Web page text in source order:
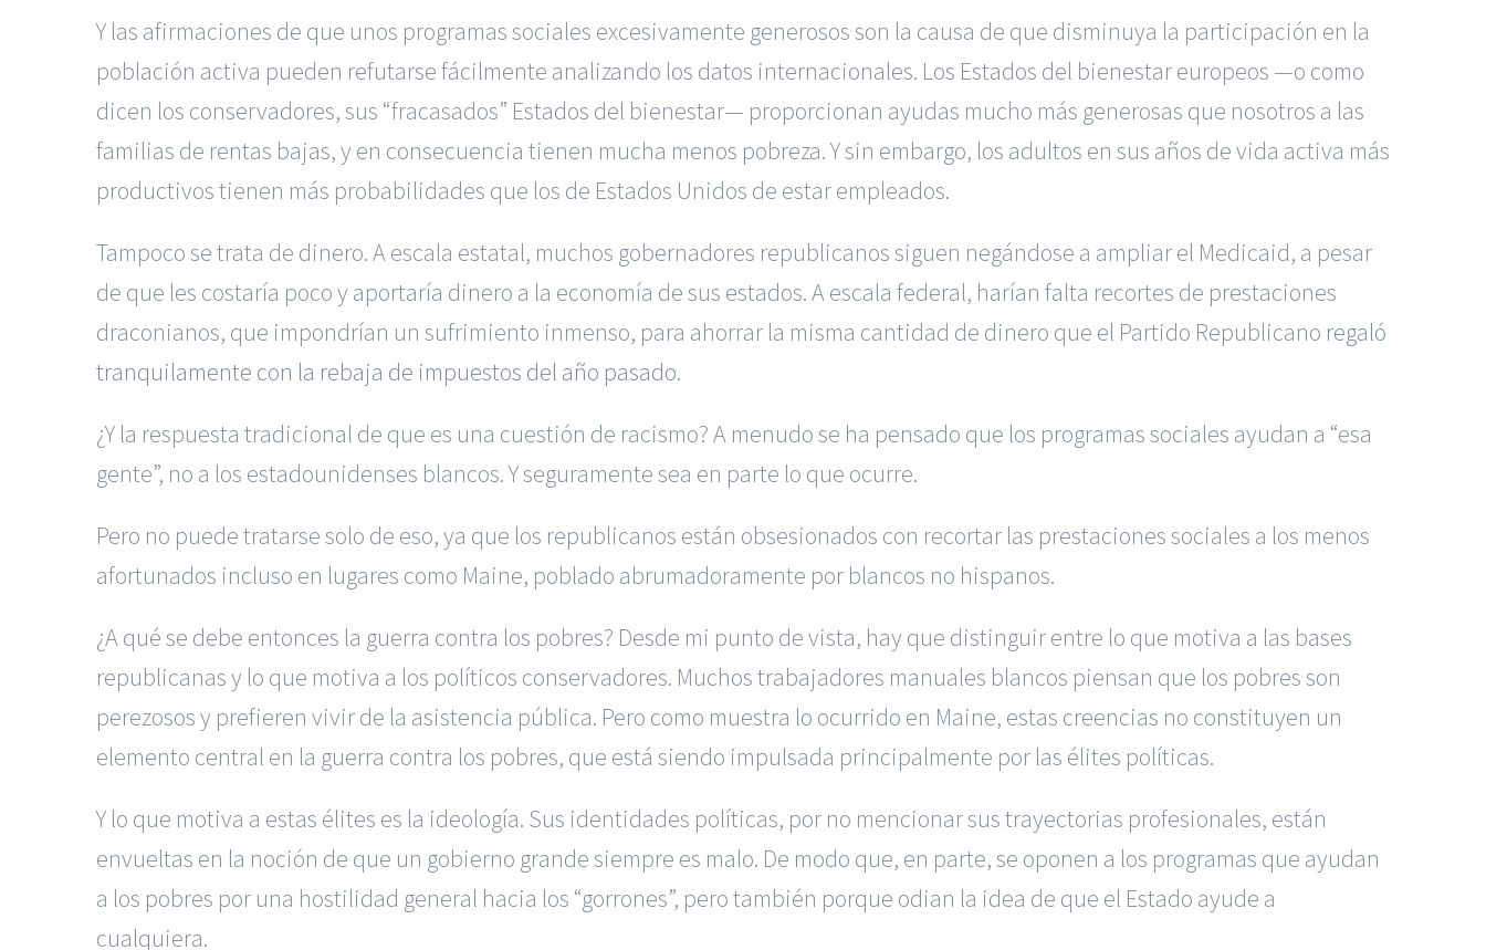
Y las afirmaciones de que unos programas sociales excesivamente generosos son la causa de que disminuya la participación en la
población activa pueden refutarse fácilmente analizando los datos internacionales. Los Estados del bienestar europeos —o como
dicen los conservadores, sus “fracasados” Estados del bienestar— proporcionan ayudas mucho más generosas que nosotros a las
familias de rentas bajas, y en consecuencia tienen mucha menos pobreza. Y sin embargo, los adultos en sus años de vida activa más
productivos tienen más probabilidades que los de Estados Unidos de estar empleados.
Tampoco se trata de dinero. A escala estatal, muchos gobernadores republicanos siguen negándose a ampliar el Medicaid, a pesar
de que les costaría poco y aportaría dinero a la economía de sus estados. A escala federal, harían falta recortes de prestaciones
draconianos, que impondrían un sufrimiento inmenso, para ahorrar la misma cantidad de dinero que el Partido Republicano regaló
tranquilamente con la rebaja de impuestos del año pasado.
¿Y la respuesta tradicional de que es una cuestión de racismo? A menudo se ha pensado que los programas sociales ayudan a “esa
gente”, no a los estadounidenses blancos. Y seguramente sea en parte lo que ocurre.
Pero no puede tratarse solo de eso, ya que los republicanos están obsesionados con recortar las prestaciones sociales a los menos
afortunados incluso en lugares como Maine, poblado abrumadoramente por blancos no hispanos.
¿A qué se debe entonces la guerra contra los pobres? Desde mi punto de vista, hay que distinguir entre lo que motiva a las bases
republicanas y lo que motiva a los políticos conservadores. Muchos trabajadores manuales blancos piensan que los pobres son
perezosos y prefieren vivir de la asistencia pública. Pero como muestra lo ocurrido en Maine, estas creencias no constituyen un
elemento central en la guerra contra los pobres, que está siendo impulsada principalmente por las élites políticas.
Y lo que motiva a estas élites es la ideología. Sus identidades políticas, por no mencionar sus trayectorias profesionales, están
envueltas en la noción de que un gobierno grande siempre es malo. De modo que, en parte, se oponen a los programas que ayudan
a los pobres por una hostilidad general hacia los “gorrones”, pero también porque odian la idea de que el Estado ayude a
cualquiera.